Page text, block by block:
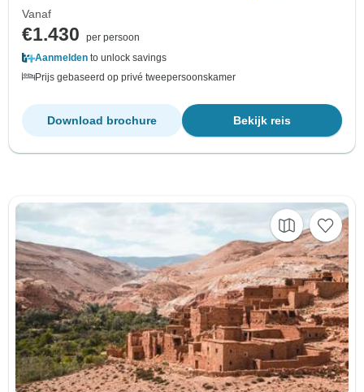
Vanaf
€1.430
per persoon
Aanmelden to unlock savings
Prijs gebaseerd op privé tweepersoonskamer
Bekijk reis
Download brochure